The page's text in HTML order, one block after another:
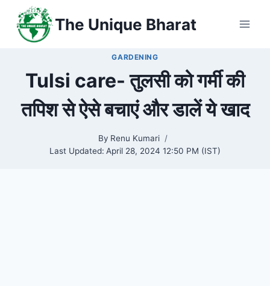
content
The Unique Bharat
GARDENING
Tulsi care- तुलसी को गर्मी की
तपिश से ऐसे बचाएं और डालें ये खाद
By Renu Kumari
Last Updated: April 28, 2024 12:50 PM (IST)